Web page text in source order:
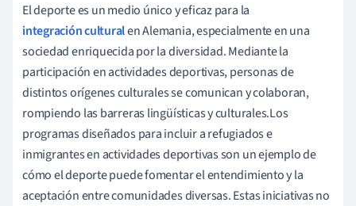
El deporte es un medio único y eficaz para la
integración culturalen Alemania, especialmente en una
sociedad enriquecida por la diversidad. Mediante la
participación en actividades deportivas, personas de
distintos orígenes culturales se comunican y colaboran,
rompiendo las barreras lingüísticas y culturales.Los
programas diseñados para incluir a refugiados e
inmigrantes en actividades deportivas son un ejemplo de
cómo el deporte puede fomentar el entendimiento y la
aceptación entre comunidades diversas. Estas iniciativas no